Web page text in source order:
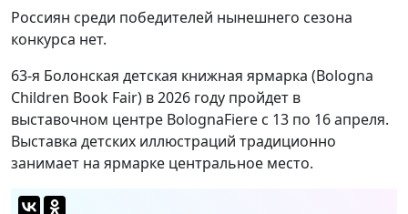
Россиян среди победителей нынешнего сезона
конкурса нет.
63-я Болонская детская книжная ярмарка (Bologna
Children Book Fair) в 2026 году пройдет в
выставочном центре BolognaFiere с 13 по 16 апреля.
Выставка детских иллюстраций традиционно
занимает на ярмарке центральное место.